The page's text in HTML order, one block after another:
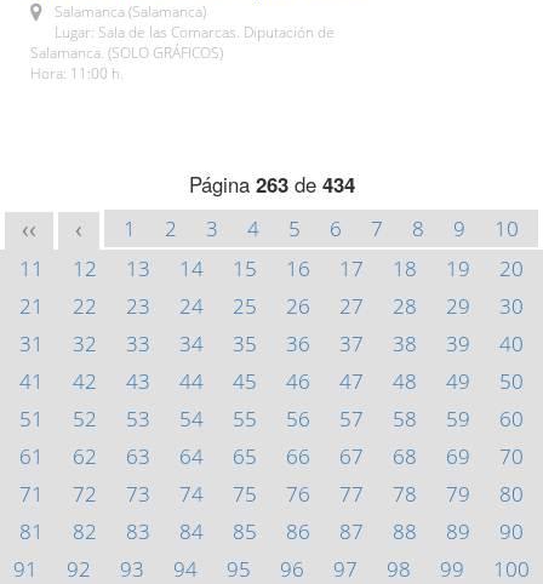
Salamanca (Salamanca)
Lugar: Sala de las Comarcas. Diputación de
Salamanca. (SOLO GRÁFICOS)
Hora: 11:00 h.
Página 263de 434
<< < 1 2 3 4 5 6 7 8 9
10
11
12 13 14 15 16 17 18 19
20
21
22 23 24 25 26 27 28 29
30
31
32 33 34 35 36 37 38 39
40
41
42 43 44 45 46 47 48 49
50
51
52 53 54 55 56 57 58 59
60
61
62 63 64 65 66 67 68 69
70
71
72 73 74 75 76 77 78 79
80
81
82 83 84 85 86 87 88 89
90
91
92 93 94 95 96 97 98 99
100